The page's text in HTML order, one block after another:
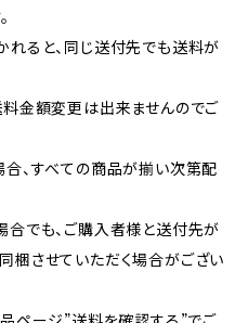
れると、同じ送付先でも送料が
料金額変更は出来ませんのでご
合、すべての商品が揃い次第配
合でも、ご購入者様と送付先が
梱させていただく場合がござい